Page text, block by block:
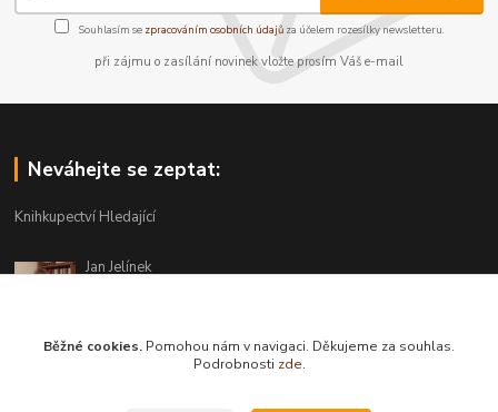
Souhlasím se zpracováním osobních údajůza účelem rozesílky newsletteru.
při zájmu o zasílání novinek vložte prosím Váš e-mail
Neváhejte se zeptat:
Knihkupectví Hledající
Jan Jelínek
info@hledajici.cz
Běžné cookies. Pomohou nám v navigaci. Děkujeme za souhlas.
Podrobnosti zde.